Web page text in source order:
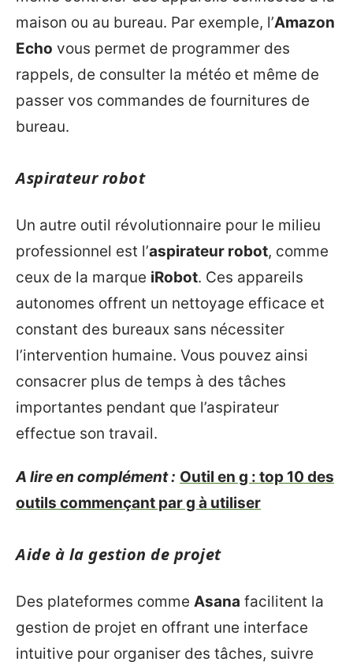
maison ou au bureau. Par exemple, l’Amazon
Echo vous permet de programmer des
rappels, de consulter la météo et même de
passer vos commandes de fournitures de
bureau.
Aspirateur robot
Un autre outil révolutionnaire pour le milieu
professionnel est l’aspirateur robot, comme
ceux de la marque iRobot. Ces appareils
autonomes offrent un nettoyage efficace et
constant des bureaux sans nécessiter
l’intervention humaine. Vous pouvez ainsi
consacrer plus de temps à des tâches
importantes pendant que l’aspirateur
effectue son travail.
A lire en complément : Outil en g : top 10 des
outils commençant par g à utiliser
Aide à la gestion de projet
Des plateformes comme Asana facilitent la
gestion de projet en offrant une interface
intuitive pour organiser des tâches, suivre